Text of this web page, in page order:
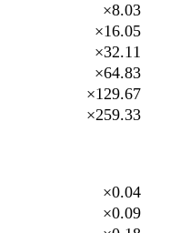
×8.03
×16.05
×32.11
×64.83
×129.67
×259.33
×0.04
×0.09